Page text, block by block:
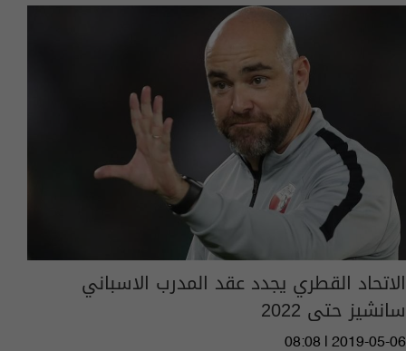
الاتحاد القطري يجدد عقد المدرب الاسباني
سانشيز حتى 2022
08:08 | 2019-05-06